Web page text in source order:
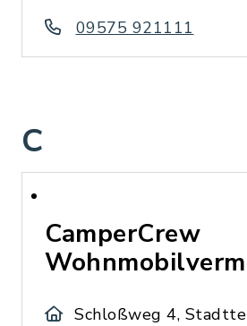
09575 921111
C
CamperCrew
Schloßweg 4,